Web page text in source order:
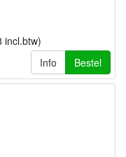
incl.btw)
Info
Bestel